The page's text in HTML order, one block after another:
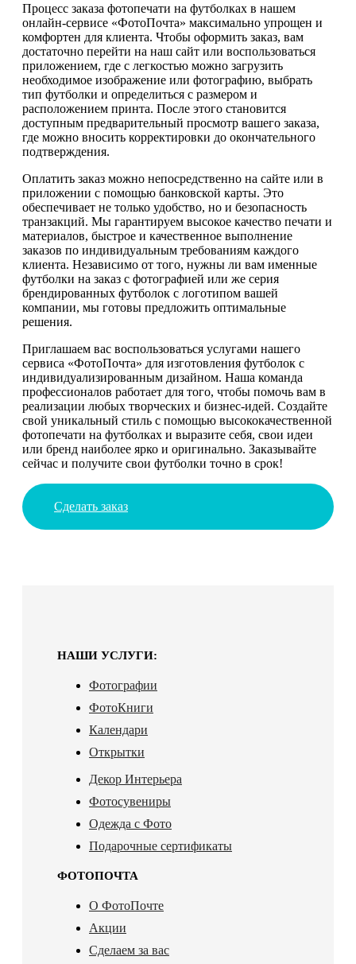
Процесс заказа фотопечати на футболках в нашем
онлайн-сервисе «ФотоПочта» максимально упрощен и
комфортен для клиента. Чтобы оформить заказ, вам
достаточно перейти на наш сайт или воспользоваться
приложением, где с легкостью можно загрузить
необходимое изображение или фотографию, выбрать
тип футболки и определиться с размером и
расположением принта. После этого становится
доступным предварительный просмотр вашего заказа,
где можно вносить корректировки до окончательного
подтверждения.
Оплатить заказ можно непосредственно на сайте или в
приложении с помощью банковской карты. Это
обеспечивает не только удобство, но и безопасность
транзакций. Мы гарантируем высокое качество печати и
материалов, быстрое и качественное выполнение
заказов по индивидуальным требованиям каждого
клиента. Независимо от того, нужны ли вам именные
футболки на заказ с фотографией или же серия
брендированных футболок с логотипом вашей
компании, мы готовы предложить оптимальные
решения.
Приглашаем вас воспользоваться услугами нашего
сервиса «ФотоПочта» для изготовления футболок с
индивидуализированным дизайном. Наша команда
профессионалов работает для того, чтобы помочь вам в
реализации любых творческих и бизнес-идей. Создайте
свой уникальный стиль с помощью высококачественной
фотопечати на футболках и выразите себя, свои идеи
или бренд наиболее ярко и оригинально. Заказывайте
сейчас и получите свои футболки точно в срок!
Сделать заказ
НАШИ УСЛУГИ:
Фотографии
ФотоКниги
Календари
Открытки
Декор Интерьера
Фотосувениры
Одежда с Фото
Подарочные сертификаты
ФОТОПОЧТА
О ФотоПочте
Акции
Сделаем за вас